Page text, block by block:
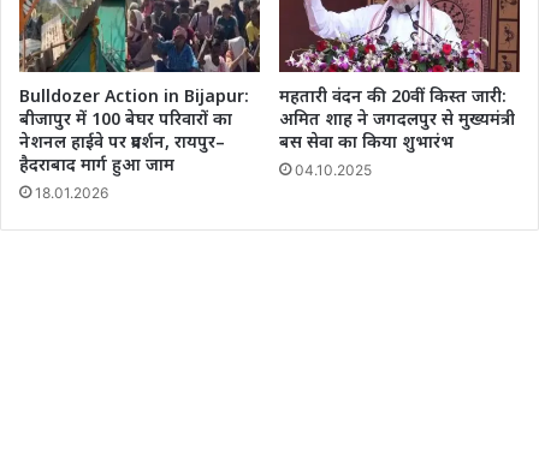
Bulldozer Action in Bijapur:
बीजापुर में 100 बेघर परिवारों का
नेशनल हाईवे पर प्रदर्शन, रायपुर–
हैदराबाद मार्ग हुआ जाम
18.01.2026
महतारी वंदन की 20वीं किस्त जारी:
अमित शाह ने जगदलपुर से मुख्यमंत्री
बस सेवा का किया शुभारंभ
04.10.2025